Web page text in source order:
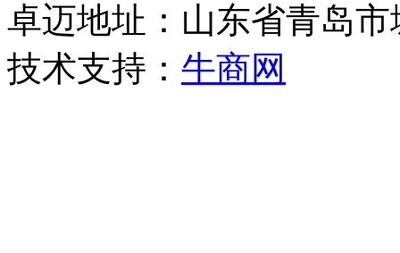
卓迈地址：山东省青岛
技术支持： 牛商网